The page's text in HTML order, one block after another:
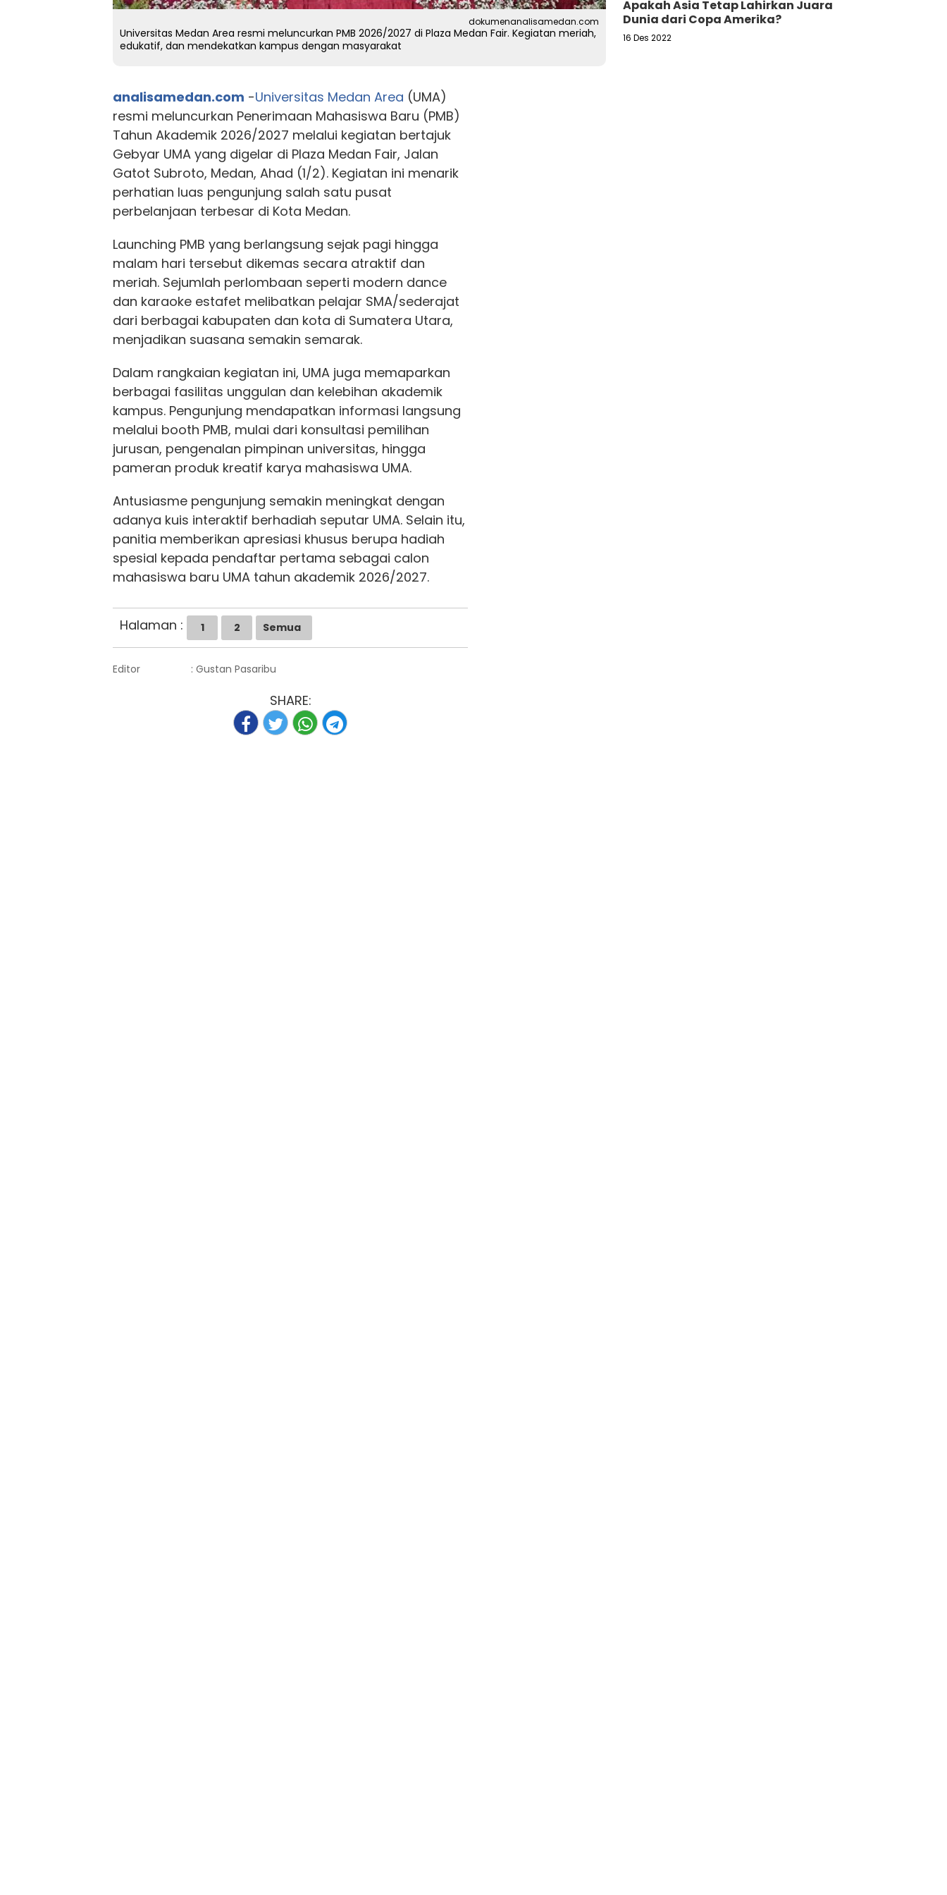
dokumenanalisamedan.com
Universitas Medan Area resmi meluncurkan PMB 2026/2027 di Plaza Medan Fair. Kegiatan meriah,
edukatif, dan mendekatkan kampus dengan masyarakat
analisamedan.com -Universitas Medan Area (UMA)
resmi meluncurkan Penerimaan Mahasiswa Baru (PMB)
Tahun Akademik 2026/2027 melalui kegiatan bertajuk
Gebyar UMA yang digelar di Plaza Medan Fair, Jalan
Gatot Subroto, Medan, Ahad (1/2). Kegiatan ini menarik
perhatian luas pengunjung salah satu pusat
perbelanjaan terbesar di Kota Medan.
Launching PMB yang berlangsung sejak pagi hingga
malam hari tersebut dikemas secara atraktif dan
meriah. Sejumlah perlombaan seperti modern dance
dan karaoke estafet melibatkan pelajar SMA/sederajat
dari berbagai kabupaten dan kota di Sumatera Utara,
menjadikan suasana semakin semarak.
Dalam rangkaian kegiatan ini, UMA juga memaparkan
berbagai fasilitas unggulan dan kelebihan akademik
kampus. Pengunjung mendapatkan informasi langsung
melalui booth PMB, mulai dari konsultasi pemilihan
jurusan, pengenalan pimpinan universitas, hingga
pameran produk kreatif karya mahasiswa UMA.
Antusiasme pengunjung semakin meningkat dengan
adanya kuis interaktif berhadiah seputar UMA. Selain itu,
panitia memberikan apresiasi khusus berupa hadiah
spesial kepada pendaftar pertama sebagai calon
mahasiswa baru UMA tahun akademik 2026/2027.
Halaman : 1 2 Semua
Editor : Gustan Pasaribu
SHARE:
Apakah Asia Tetap Lahirkan Juara
Dunia dari Copa Amerika?
16 Des 2022